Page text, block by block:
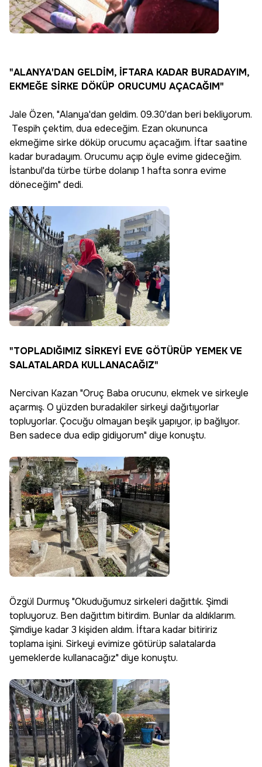
"ALANYA'DAN GELDİM, İFTARA KADAR BURADAYIM,
EKMEĞE SİRKE DÖKÜP ORUCUMU AÇACAĞIM"
Jale Özen, "Alanya'dan geldim. 09.30'dan beri bekliyorum.
Tespih çektim, dua edeceğim. Ezan okununca
ekmeğime sirke döküp orucumu açacağım. İftar saatine
kadar buradayım. Orucumu açıp öyle evime gideceğim.
İstanbul'da türbe türbe dolanıp 1 hafta sonra evime
döneceğim" dedi.
"TOPLADIĞIMIZ SİRKEYİ EVE GÖTÜRÜP YEMEK VE
SALATALARDA KULLANACAĞIZ"
Nercivan Kazan "Oruç Baba orucunu, ekmek ve sirkeyle
açarmış. O yüzden buradakiler sirkeyi dağıtıyorlar
topluyorlar. Çocuğu olmayan beşik yapıyor, ip bağlıyor.
Ben sadece dua edip gidiyorum" diye konuştu.
Özgül Durmuş "Okuduğumuz sirkeleri dağıttık. Şimdi
topluyoruz. Ben dağıttım bitirdim. Bunlar da aldıklarım.
Şimdiye kadar 3 kişiden aldım. İftara kadar bitiririz
toplama işini. Sirkeyi evimize götürüp salatalarda
yemeklerde kullanacağız" diye konuştu.